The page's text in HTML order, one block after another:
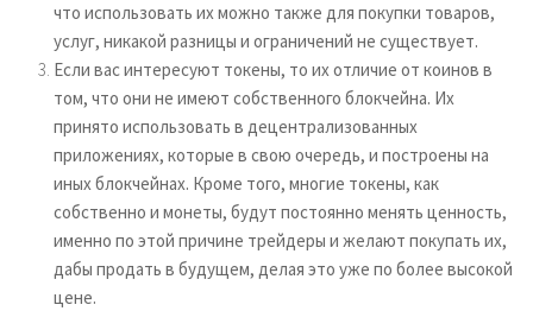
что использовать их можно также для покупки товаров,
услуг, никакой разницы и ограничений не существует.
Если вас интересуют токены, то их отличие от коинов в
том, что они не имеют собственного блокчейна. Их
принято использовать в децентрализованных
приложениях, которые в свою очередь, и построены на
иных блокчейнах. Кроме того, многие токены, как
собственно и монеты, будут постоянно менять ценность,
именно по этой причине трейдеры и желают покупать их,
дабы продать в будущем, делая это уже по более высокой
цене.